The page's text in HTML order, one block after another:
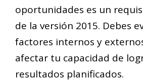
oportunidades es un
de la versión 2015. Debes
factores internos y
afectar tu capacidad de
resultados planificados.